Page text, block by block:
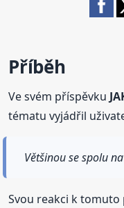
Příběh
Ve svém příspěvku
tématu vyjádřil
Většinou se spolu
Svou reakci k